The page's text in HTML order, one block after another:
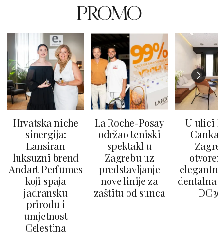
PROMO
Hrvatska niche
sinergija:
Lansiran
luksuzni brend
Andart Perfumes
koji spaja
jadransku
prirodu i
umjetnost
Celestina
La Roche-Posay
održao teniski
spektakl u
Zagrebu uz
predstavljanje
nove linije za
zaštitu od sunca
U ulici